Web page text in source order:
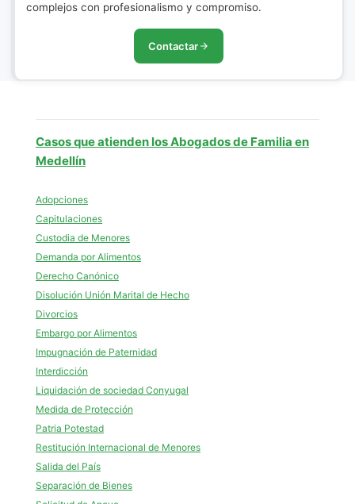
complejos con profesionalismo y compromiso.
Contactar
Casos que atienden los Abogados de Familia en
Medellín
Adopciones
Capitulaciones
Custodia de Menores
Demanda por Alimentos
Derecho Canónico
Disolución Unión Marital de Hecho
Divorcios
Embargo por Alimentos
Impugnación de Paternidad
Interdicción
Liquidación de sociedad Conyugal
Medida de Protección
Patria Potestad
Restitución Internacional de Menores
Salida del País
Separación de Bienes